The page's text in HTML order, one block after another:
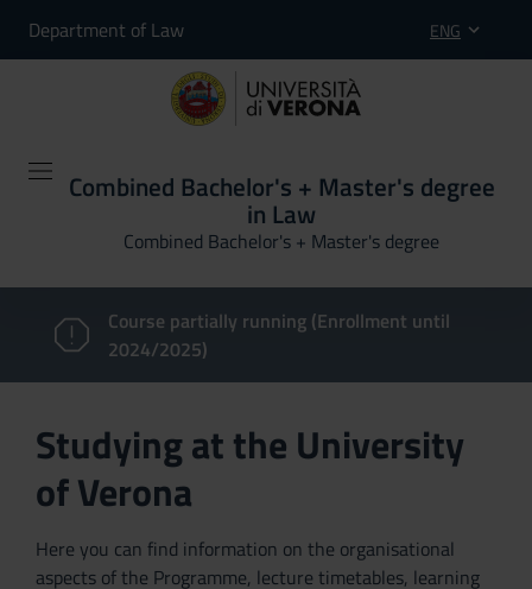
Department of Law ENG
Combined Bachelor's + Master's degree
in Law
Combined Bachelor's + Master's degree
Course partially running (Enrollment until
2024/2025)
Studying at the University
of Verona
Here you can find information on the organisational
aspects of the Programme, lecture timetables, learning